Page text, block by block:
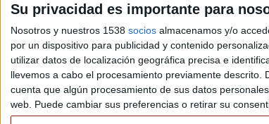
Su privacidad es importante para
Nosotros y nuestros 1538 socios almacenamos y/o
por un dispositivo para publicidad y contenido
utilizar datos de localización geográfica precisa e
llevemos a cabo el procesamiento previamente
cuenta que algún procesamiento de sus datos
web. Puede cambiar sus preferencias o retirar su